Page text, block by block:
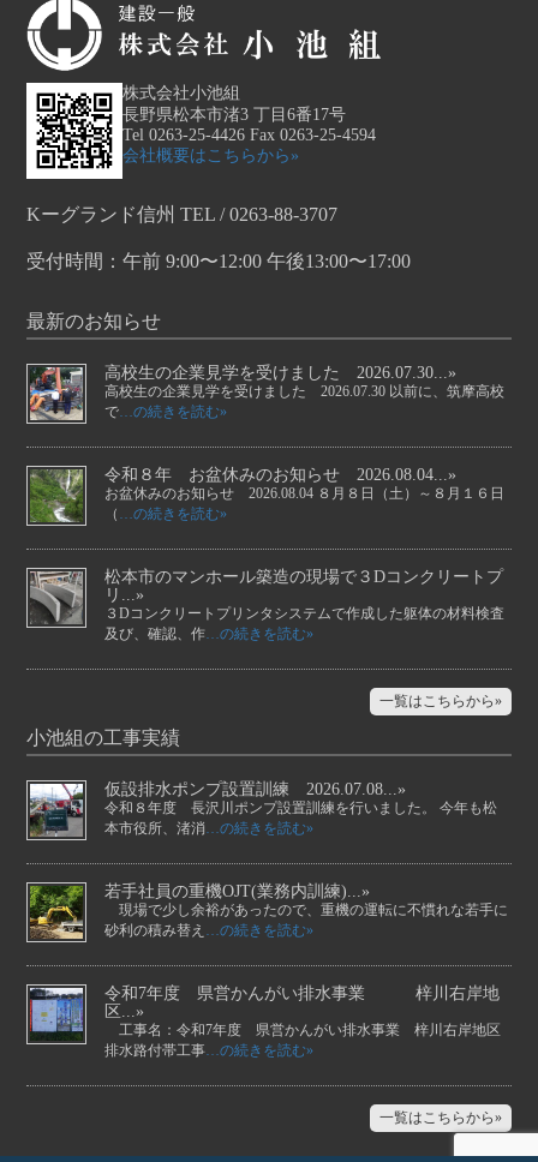
株式会社小池組
長野県松本市渚3 丁目6番17号
Tel 0263-25-4426 Fax 0263-25-4594
会社概要はこちらから»
Kーグランド信州 TEL / 0263-88-3707
受付時間：午前 9:00〜12:00 午後13:00〜17:00
最新のお知らせ
高校生の企業見学を受けました 2026.07.30...»
高校生の企業見学を受けました 2026.07.30 以前に、筑摩高校
で…の続きを読む»
令和８年 お盆休みのお知らせ 2026.08.04...»
お盆休みのお知らせ 2026.08.04 ８月８日（土）～８月１６日
（ …の続きを読む»
松本市のマンホール築造の現場で３Dコンクリートプ
リ...»
３Dコンクリートプリンタシステムで作成した躯体の材料検査
及び、確認、作…の続きを読む»
一覧はこちらから»
小池組の工事実績
仮設排水ポンプ設置訓練 2026.07.08...»
令和８年度 長沢川ポンプ設置訓練を行いました。 今年も松
本市役所、渚消…の続きを読む»
若手社員の重機OJT(業務内訓練)...»
現場で少し余裕があったので、重機の運転に不慣れな若手に
砂利の積み替え …の続きを読む»
令和7年度 県営かんがい排水事業 梓川右岸地
区...»
工事名：令和7年度 県営かんがい排水事業 梓川右岸地区
排水路付帯工事…の続きを読む»
一覧はこちらから»